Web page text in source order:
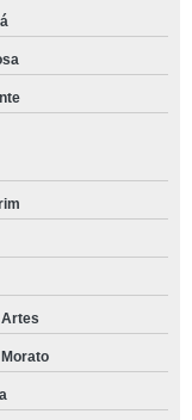
Artes